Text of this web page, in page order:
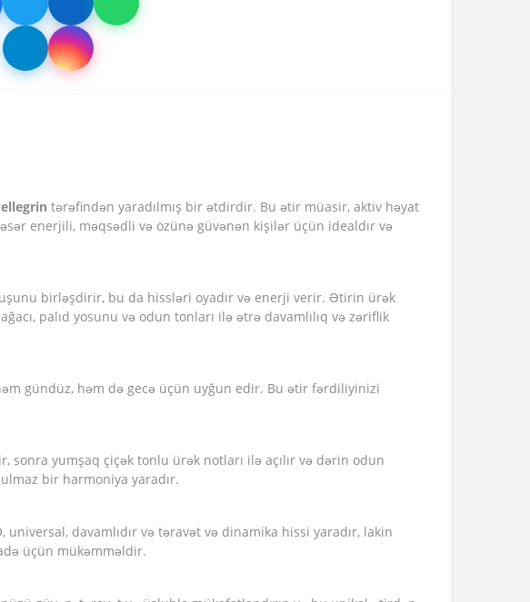
tərəfindən yaradılmış bir ətdirdir. Bu ətir müasir, aktiv həyat
enerjili, məqsədli və özünə güvənən kişilər üçün idealdır və
birləşdirir, bu da hissləri oyadır və enerji verir. Ətirin ürək
palıd yosunu və odun tonları ilə ətrə davamlılıq və zəriflik
gündüz, həm də gecə üçün uyğun edir. Bu ətir fərdiliyinizi
yumşaq çiçək tonlu ürək notları ilə açılır və dərin odun
bir harmoniya yaradır.
davamlıdır və təravət və dinamika hissi yaradır, lakin
üçün mükəmməldir.